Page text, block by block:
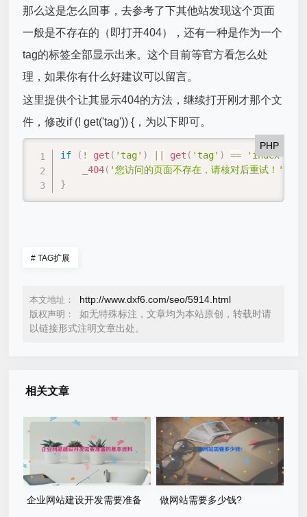
那么这是怎么回事，去参考了下其他站发现这个页面
一般是不存在的（即打开404），还有一种是作为一个
tag的标签全部显示出来。这个目前等官方看怎么处
理，如果你有什么好建议可以留言。
这里提供个让其显示404的方法，继续打开刚才那个文
件，修改if (! get('tag')) {，为以下即可。
PHP
if
( ! get ( 'tag' ) get ( 'tag' ) == 'index'
_404( '您访问的页面不存在，请核对后重试！'
}
# TAG扩展
本文地址： http://www.dxf6.com/seo/5914.html
版权声明：
如无特殊标注，文章均为本站原创，转载时请
以链接形式注明文章出处。
相关文章
企业网站建设开发需要准备
做网站需要多少钱?